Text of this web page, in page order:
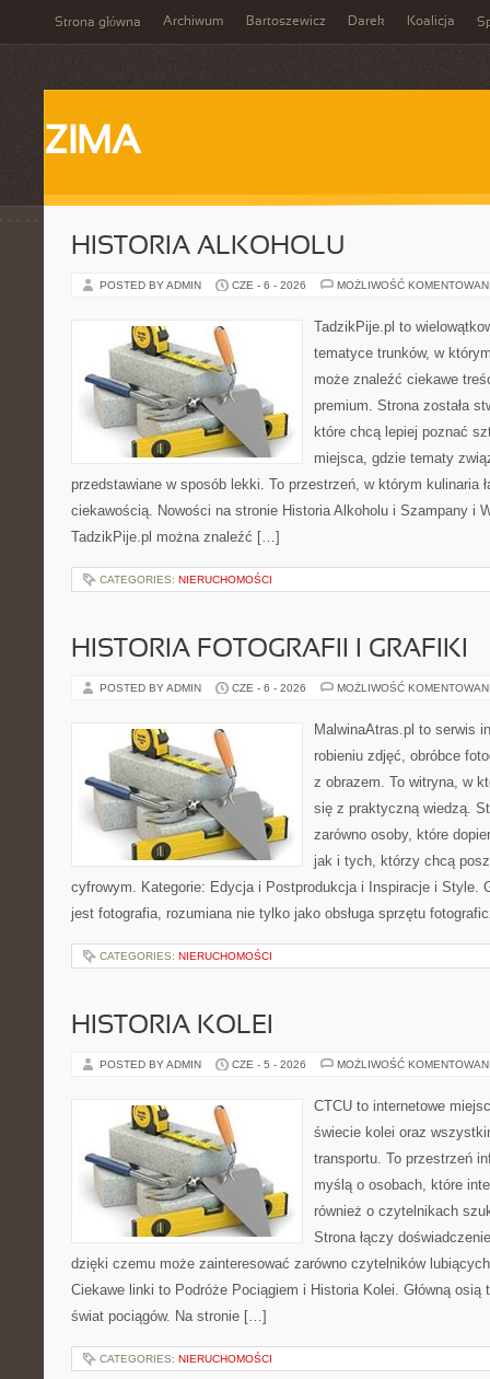
Strona główna Archiwum Bartoszewicz Darek Koalicja
ZIMA
HISTORIA ALKOHOLU
POSTED BY ADMIN CZE - 6 - 2026 MOŻLIWOŚĆ
TadzikPije.pl to
tematyce trunków, w
może znaleźć ciekawe
premium. Strona została
które chcą lepiej poznać
miejsca, gdzie tematy
przedstawiane w sposób lekki. To przestrzeń, w którym kulinaria
ciekawością. Nowości na stronie Historia Alkoholu i Szampany i
TadzikPije.pl można znaleźć […]
CATEGORIES: NIERUCHOMOŚCI
HISTORIA FOTOGRAFII I GRAFIKI
POSTED BY ADMIN CZE - 6 - 2026 MOŻLIWOŚĆ
MalwinaAtras.pl to serwis
robieniu zdjęć, obróbce
z obrazem. To witryna, w
się z praktyczną wiedzą.
zarówno osoby, które
jak i tych, którzy chcą
cyfrowym. Kategorie: Edycja i Postprodukcja i Inspiracje i Style.
jest fotografia, rozumiana nie tylko jako obsługa sprzętu
CATEGORIES: NIERUCHOMOŚCI
HISTORIA KOLEI
POSTED BY ADMIN CZE - 5 - 2026 MOŻLIWOŚĆ
CTCU to internetowe
świecie kolei oraz
transportu. To przestrzeń
myślą o osobach, które
również o czytelnikach
Strona łączy
dzięki czemu może zainteresować zarówno czytelników
Ciekawe linki to Podróże Pociągiem i Historia Kolei. Główną
świat pociągów. Na stronie […]
CATEGORIES: NIERUCHOMOŚCI